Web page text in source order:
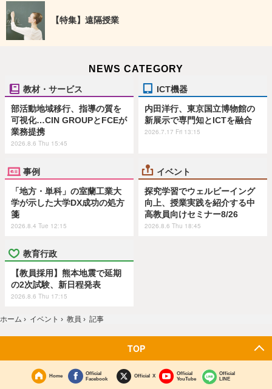
【特集】遠隔授業
NEWS CATEGORY
教材・サービス
部活動地域移行、指導の質を
可視化…CIN GROUPとFCEが
業務提携
2026.8.6 Thu 15:45
ICT機器
内田洋行、東京国立博物館の
新展示で専門知とICTを融合
2026.7.17 Fri 13:15
事例
「地方・単科」の室蘭工業大
学が示した大学DX成功の処方
箋
2026.8.4 Tue 12:15
イベント
探究学習でウェルビーイング
向上、授業実践を紹介する中
高教員向けセミナー8/26
2026.8.6 Thu 18:45
教育行政
【教員採用】熊本地震で延期
の2次試験、新日程発表
2026.8.6 Thu 17:15
ホーム › イベント › 教員 › 記事
TOP
Home
Official
Facebook
Official X
Official
YouTube
Official
LINE